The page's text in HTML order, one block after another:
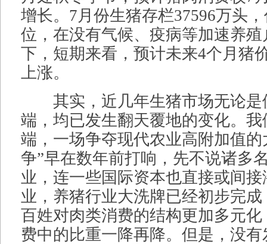
增长。7月份生猪存栏37596万头
位，在没有气候、疫病等加速养
下，短期来看，预计未来4个月猪
上涨。
其实，近几年生猪市场无论是
端，均已发生翻天覆地的变化。
端，一场争夺现代农业高附加值的
争”早在数年前打响，先不说诸多
业，连一些国际资本也直接或间
业，养猪行业大洗牌已经初步完
百姓对肉类消费的结构更加多元
费中的比重一降再降。但是，没